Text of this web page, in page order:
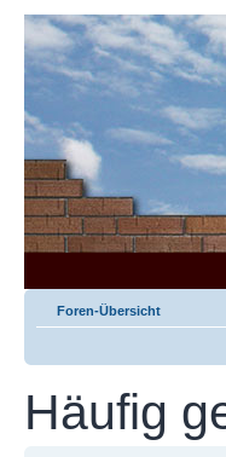
Foren-Übersicht
Häufig